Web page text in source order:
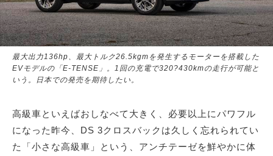
最大出力136hp、最大トルク26.5kgmを発生するモーターを搭載した
EVモデルの「E-TENSE」。1回の充電で320?430kmの走行が可能と
いう。日本での発売を期待したい。
高級車といえばおしなべて大きく、必要以上にパワフル
になった昨今、DS 3クロスバックは久しく忘れられてい
た「小さな高級車」という、アンチテーゼを鮮やかに体